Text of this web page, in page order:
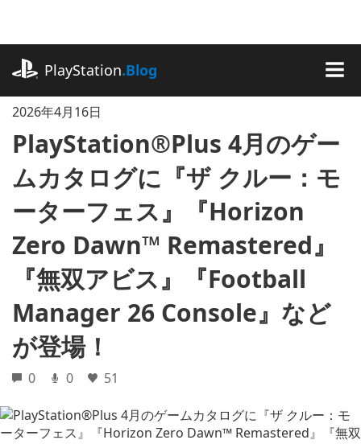
に
ッ
PlayStation.Blog
2026年4月16日
PlayStation®Plus 4月のゲー
ムカタログに『ザ クルー：モ
ーターフェス』『Horizon
Zero Dawn™ Remastered』
『無双アビス』『Football
Manager 26 Console』など
が登場！
0 0 51